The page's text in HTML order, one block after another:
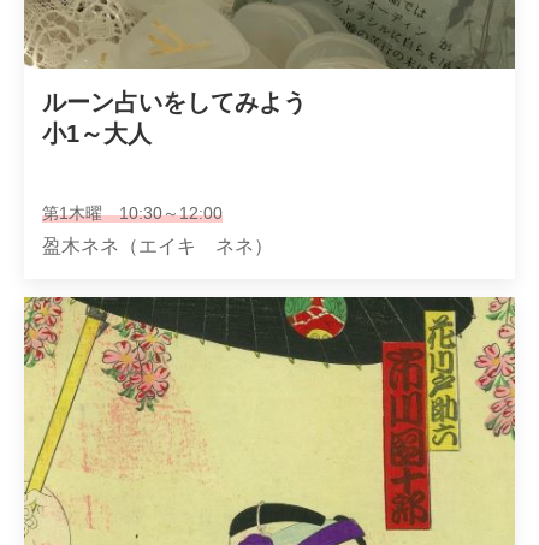
ルーン占いをしてみよう
小1～大人
第1木曜 10:30～12:00
盈木ネネ（エイキ ネネ）